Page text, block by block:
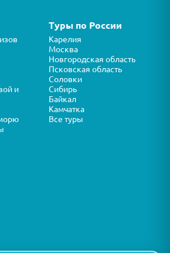
и
Туры по России
Карелия
Москва
Новгородская область
Псковская область
Соловки
Сибирь
Байкал
Камчатка
Все туры